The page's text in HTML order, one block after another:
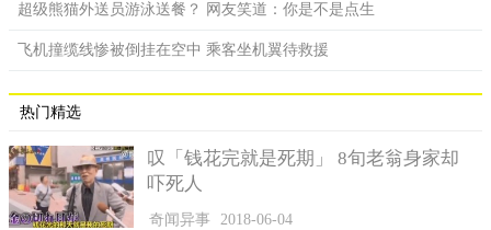
小张说自己做直播的两个月里，休息的时间很少，一个月没
有固定的休息日，只能休息一到二天的时间。自己在7月份和现在
的公司签订协议后，立刻就开始工作了，其实每天都有很多活
干，但是因为小张是新人，没有积累多少粉丝量，成交的数量不
超级熊猫外送员游泳送餐？ 网友笑道：你是不是点生
飞机撞缆线惨被倒挂在空中 乘客坐机翼待救援
热门精选
叹「钱花完就是死期」 8旬老翁身家却
吓死人
奇闻异事 2018-06-04